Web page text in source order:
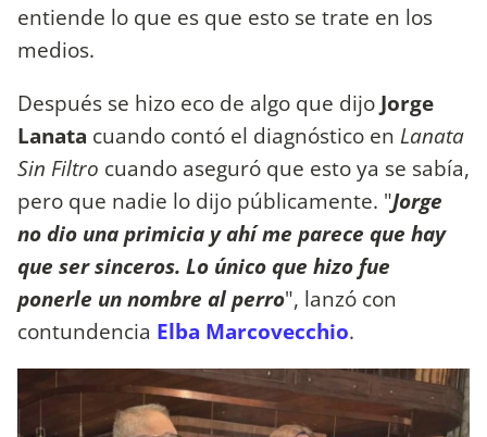
entiende lo que es que esto se trate en los
medios.
Después se hizo eco de algo que dijo Jorge
Lanata cuando contó el diagnóstico en Lanata
Sin Filtro cuando aseguró que esto ya se sabía,
pero que nadie lo dijo públicamente. "Jorge
no dio una primicia y ahí me parece que hay
que ser sinceros. Lo único que hizo fue
ponerle un nombre al perro", lanzó con
contundencia Elba Marcovecchio.